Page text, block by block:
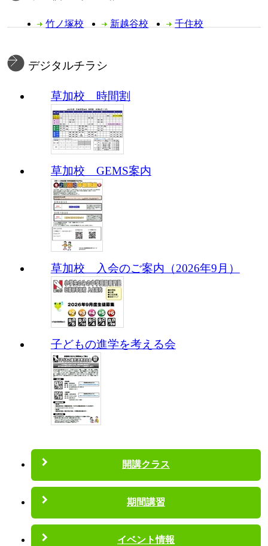
竹ノ塚校 新越谷校 千住校
デジタルチラシ
草加校 時間割
草加校 GEMS案内
草加校 入会のご案内（2026年9月）
子どもの進学を考える会
開講クラス
期間講習
イベント情報